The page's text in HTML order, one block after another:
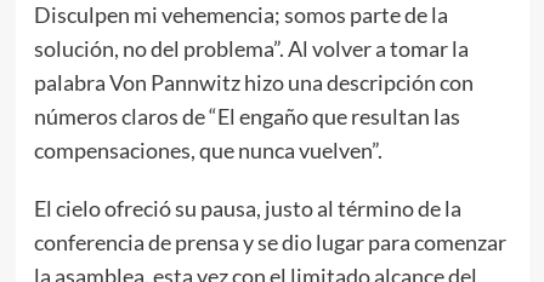
Disculpen mi vehemencia; somos parte de la
solución, no del problema”. Al volver a tomar la
palabra Von Pannwitz hizo una descripción con
números claros de “El engaño que resultan las
compensaciones, que nunca vuelven”.
El cielo ofreció su pausa, justo al término de la
conferencia de prensa y se dio lugar para comenzar
la asamblea, esta vez con el limitado alcance del